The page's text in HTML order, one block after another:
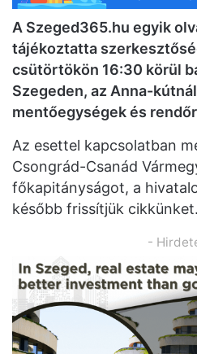
A Szeged365.hu egyik
tájékoztatta
csütörtökön 16:30 körül
Szegeden, az Anna-
mentőegységek és
Az esettel kapcsolatban
Csongrád-Csanád
főkapitányságot, a
később frissítjük cikkünket.
-